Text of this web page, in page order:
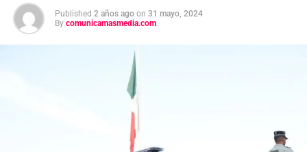
Published 2 años ago on 31 mayo, 2024
By comunicamasmedia.com